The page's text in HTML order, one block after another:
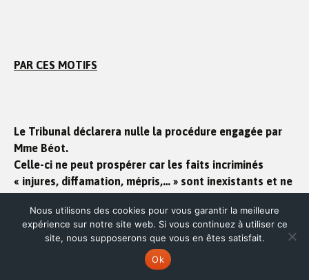
PAR CES MOTIFS
Le Tribunal déclarera nulle la procédure engagée par
Mme Béot.
Celle-ci ne peut prospérer car les faits incriminés
« injures, diffamation, mépris,… » sont inexistants et ne
Condamner Madame Beot à verser 306€ au titre de
dommages-intérêt ( remboursement 106€ frais ATD
Nous utilisons des cookies pour vous garantir la meilleure
expérience sur notre site web. Si vous continuez à utiliser ce
site, nous supposerons que vous en êtes satisfait.
Ok